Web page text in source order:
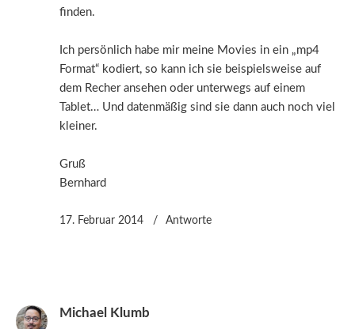
finden.
Ich persönlich habe mir meine Movies in ein „mp4
Format“ kodiert, so kann ich sie beispielsweise auf
dem Recher ansehen oder unterwegs auf einem
Tablet… Und datenmäßig sind sie dann auch noch viel
kleiner.
Gruß
Bernhard
17. Februar 2014 Antworte
Michael Klumb